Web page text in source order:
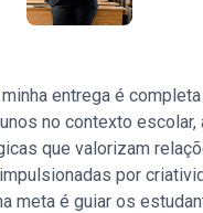
entrega é completa
no contexto escolar,
que valorizam
por
meta é guiar os